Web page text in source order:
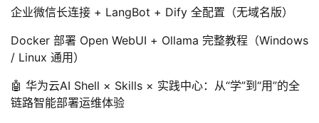
企业微信长连接 + LangBot + Dify 全配置（无域名版）
Docker 部署 Open WebUI + Ollama 完整教程（Windows
/ Linux 通用）
🤖 华为云AI Shell × Skills × 实践中心：从“学”到“用”的全
链路智能部署运维体验